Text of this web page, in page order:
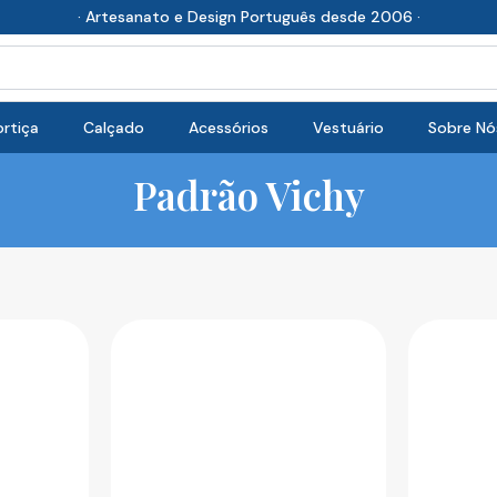
· Artesanato e Design Português desde 2006 ·
Calçado Acessórios Vestuário Sobre
Padrão Vichy